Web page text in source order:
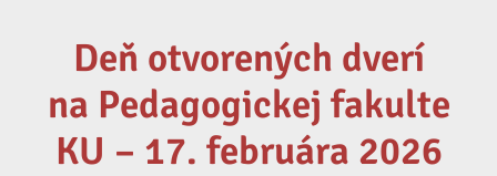
Deň otvorených dverí
na Pedagogickej fakulte
KU – 17. februára 2026